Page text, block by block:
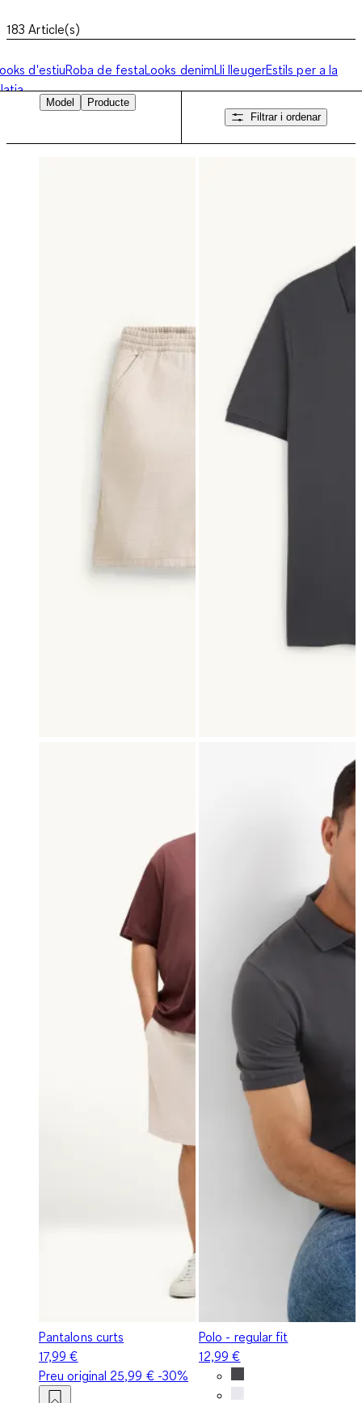
183 Article(s)
d'estiuRoba de festaLooks denimLli lleugerEstils per a la
Model
Producte
Filtrar i ordenar
Pantalons curts
17,99 €
Preu original 25,99 €-30%
Polo - regular fit
12,99 €